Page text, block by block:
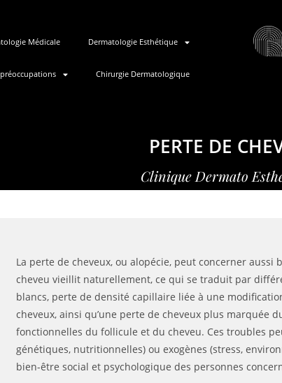
Médicale Dermatologie Esthétique
Chirurgie Dermatologique
PERTE DE
Clinique Dermato
La perte de cheveux, ou alopécie, peut concerner aussi
cheveu vieillit naturellement, ce qui se traduit par
blancs, perte de densité capillaire liée à une
cheveux, ainsi qu’une perte de cheveux plus marquée
fonctionnelles du follicule et du cheveu. Ces troubles
génétiques, nutritionnelles) ou exogènes (stress,
bien-être social et psychologique des personnes